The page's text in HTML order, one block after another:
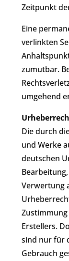
Zeitpunkt
Eine
verlinkten
zumutbar.
umgehend
Die durch
und Werke
deutschen
Verwertung
Erstellers.
sind nur für
Gebrauch